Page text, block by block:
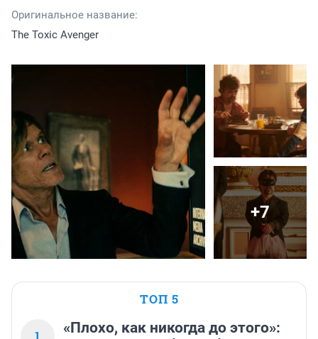
Оригинальное название:
The Toxic Avenger
+7
ТОП 5
1
«Плохо, как никогда до этого»: